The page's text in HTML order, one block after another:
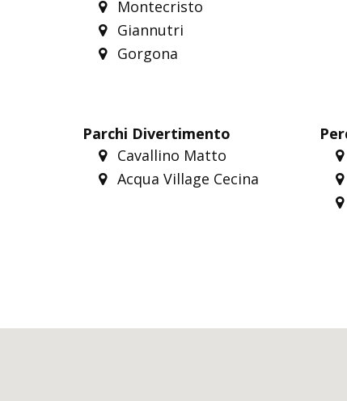
Montecristo
Giannutri
Gorgona
Parchi Divertimento
Cavallino Matto
Acqua Village Cecina